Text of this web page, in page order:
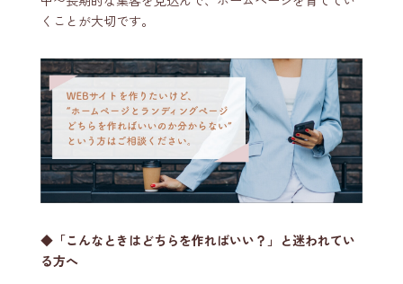
くことが大切です。
◆「こんなときはどちらを作ればいい？」と迷われてい
る方へ